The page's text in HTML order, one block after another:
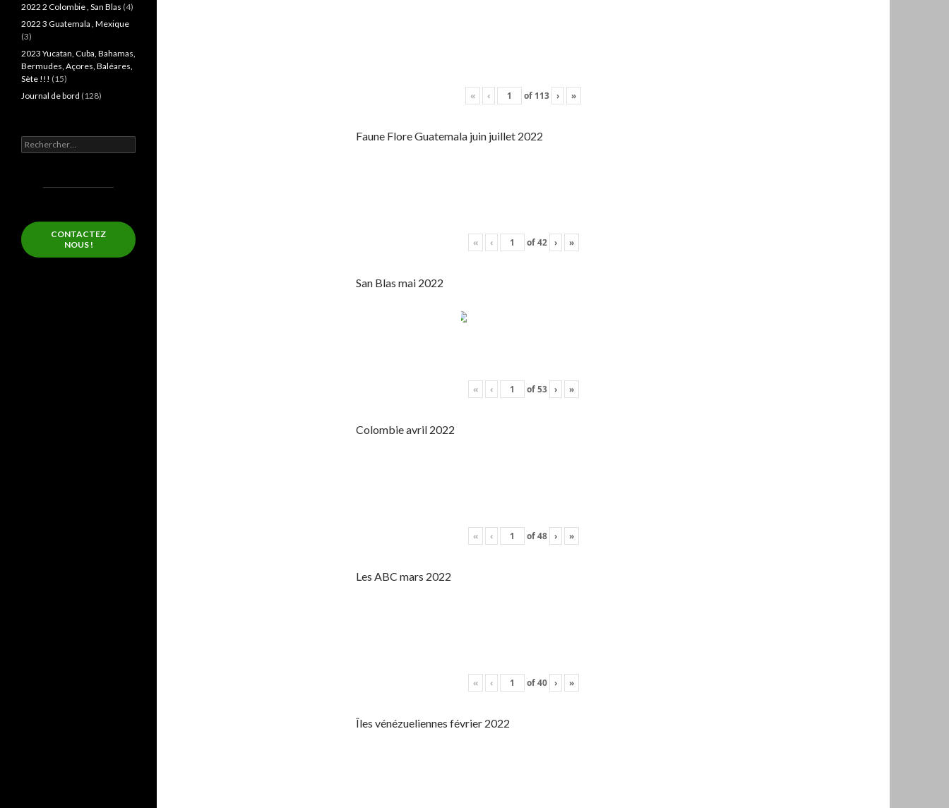
« ‹ of 113 › »
Faune Flore Guatemala juin juillet 2022
« ‹ of42 › »
San Blas mai 2022
« ‹ of53 › »
Colombie avril 2022
« ‹ of48 › »
Les ABC mars 2022
« ‹ of40 › »
Îles vénézueliennes février 2022
2022 2 Colombie , San Blas (4)
2022 3 Guatemala , Mexique
(3)
2023 Yucatan, Cuba, Bahamas,
Bermudes, Açores, Baléares,
Sète !!! (15)
Journal de bord (128)
Rechercher :
CONTACTEZ
NOUS !